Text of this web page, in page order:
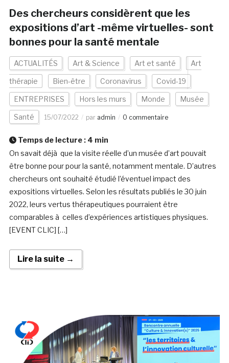
Des chercheurs considèrent que les
expositions d’art -même virtuelles- sont
bonnes pour la santé mentale
ACTUALITÉS Art & Science Art et santé Art
thérapie Bien-être Coronavirus Covid-19
ENTREPRISES Hors les murs Monde Musée
Santé 15/07/2022 par admin 0 commentaire
Temps de lecture : 4 min
On savait déjà que la visite réelle d’un musée d’art pouvait
être bonne pour pour la santé, notamment mentale. D’autres
chercheurs ont souhaité étudié l’éventuel impact des
expositions virtuelles. Selon les résultats publiés le 30 juin
2022, leurs vertus thérapeutiques pourraient être
comparables à celles d’expériences artistiques physiques.
[EVENT CLIC] […]
Lire la suite →